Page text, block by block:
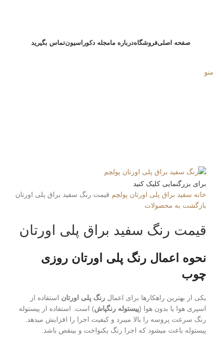
صفحه اصلیفروشگاهدرباره مامجله دکوراسیونتماس بگیرید
منو
برای بزرگنمایی کلیک کنید
خانه سفید براق پلی اورتان پولچم قیمت رنگ سفید براق پلی اورتان
بازگشت به محصولات
قیمت رنگ سفید براق پلی اورتان
نحوه اعمال رنگ پلی اورتان روزی
چوب
یکی از بهترین راهکارها برای اعمال رنگ پلی اورتان استفاده از
اسپری هوا یا بدون هوا (پیستوله رنگپاش) است. استفاده از پیستوله
رنگ سرعت پروسه را بالا میبرد و کیفیت اجرا را افزایش میدهد.
پیستوله باعث میشود که اجرا رنگ یکنواخت و بینقص باشد.